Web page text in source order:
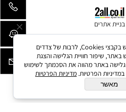
בניית אתרים
לידיעתך, באתרנו נעשה שימוש בקבצי Cookies, לרבות של צדדים
באתר, שיפור חוויית הגלישה והצגת
באתר מהווה את הסכמתך לשימוש
הפרטיות. מדיניות הפרטיות
מאשר